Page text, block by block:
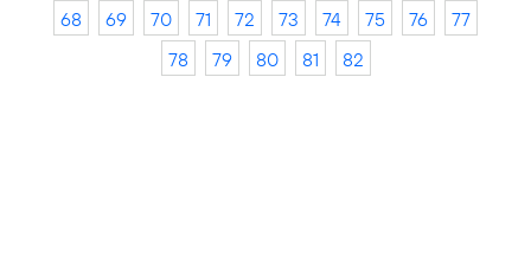
68
69 70 71 72 73 74 75 76
77
78
79 80 81 82